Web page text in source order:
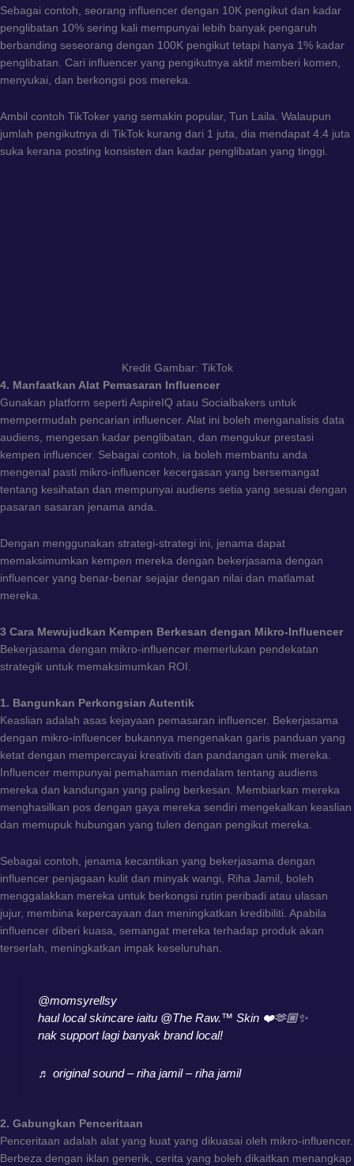
Sebagai contoh, seorang influencer dengan 10K pengikut dan kadar
penglibatan 10% sering kali mempunyai lebih banyak pengaruh
berbanding seseorang dengan 100K pengikut tetapi hanya 1% kadar
penglibatan. Cari influencer yang pengikutnya aktif memberi komen,
menyukai, dan berkongsi pos mereka.
Ambil contoh TikToker yang semakin popular, Tun Laila. Walaupun
jumlah pengikutnya di TikTok kurang dari 1 juta, dia mendapat 4.4 juta
suka kerana posting konsisten dan kadar penglibatan yang tinggi.
Kredit Gambar: TikTok
4. Manfaatkan Alat Pemasaran Influencer
Gunakan platform seperti AspireIQ atau Socialbakers untuk
mempermudah pencarian influencer. Alat ini boleh menganalisis data
audiens, mengesan kadar penglibatan, dan mengukur prestasi
kempen influencer. Sebagai contoh, ia boleh membantu anda
mengenal pasti mikro-influencer kecergasan yang bersemangat
tentang kesihatan dan mempunyai audiens setia yang sesuai dengan
pasaran sasaran jenama anda.
Dengan menggunakan strategi-strategi ini, jenama dapat
memaksimumkan kempen mereka dengan bekerjasama dengan
influencer yang benar-benar sejajar dengan nilai dan matlamat
mereka.
3 Cara Mewujudkan Kempen Berkesan dengan Mikro-Influencer
Bekerjasama dengan mikro-influencer memerlukan pendekatan
strategik untuk memaksimumkan ROI.
1. Bangunkan Perkongsian Autentik
Keaslian adalah asas kejayaan pemasaran influencer. Bekerjasama
dengan mikro-influencer bukannya mengenakan garis panduan yang
ketat dengan mempercayai kreativiti dan pandangan unik mereka.
Influencer mempunyai pemahaman mendalam tentang audiens
mereka dan kandungan yang paling berkesan. Membiarkan mereka
menghasilkan pos dengan gaya mereka sendiri mengekalkan keaslian
dan memupuk hubungan yang tulen dengan pengikut mereka.
Sebagai contoh, jenama kecantikan yang bekerjasama dengan
influencer penjagaan kulit dan minyak wangi, Riha Jamil, boleh
menggalakkan mereka untuk berkongsi rutin peribadi atau ulasan
jujur, membina kepercayaan dan meningkatkan kredibiliti. Apabila
influencer diberi kuasa, semangat mereka terhadap produk akan
terserlah, meningkatkan impak keseluruhan.
@momsyrellsy
haul local skincare iaitu @The Raw.™ Skin ❤️🫶🏼✨
nak support lagi banyak brand local!
♬ original sound – riha jamil – riha jamil
2. Gabungkan Penceritaan
Penceritaan adalah alat yang kuat yang dikuasai oleh mikro-influencer.
Berbeza dengan iklan generik, cerita yang boleh dikaitkan menangkap